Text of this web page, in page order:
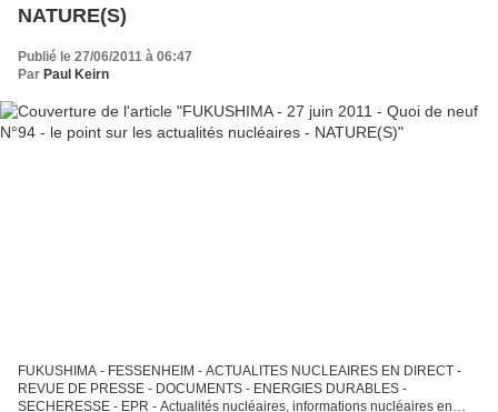
NATURE(S)
Publié le 27/06/2011 à 06:47
Par Paul Keirn
FUKUSHIMA - FESSENHEIM - ACTUALITES NUCLEAIRES EN DIRECT -
REVUE DE PRESSE - DOCUMENTS - ENERGIES DURABLES -
SECHERESSE - EPR - Actualités nucléaires, informations nucléaires en